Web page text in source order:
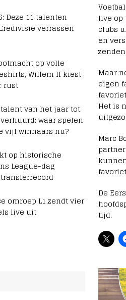
live op
clubs
en
Maar
eigen
Het is
Marc
De
tijd.
Deze 11 talenten
verrassen
op volle
Willem II kiest
rust
talent van het jaar tot
waar spelen
vijf winnaars nu?
op historische
League-dag
omroep L1 zendt vier
live uit